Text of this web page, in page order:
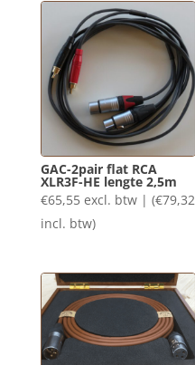
GAC-2pair flat RCA
XLR3F-HE lengte 2,5m
€65,55 excl. btw | (€79,32
incl. btw)